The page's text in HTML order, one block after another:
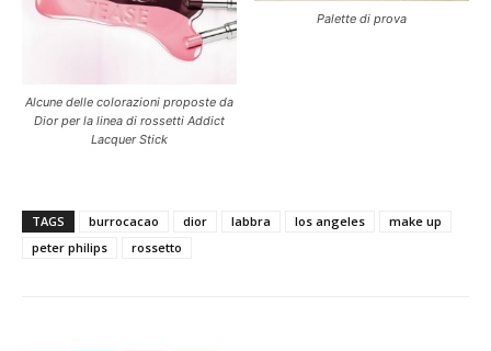
Alcune delle colorazioni proposte da
Dior per la linea di rossetti Addict
Lacquer Stick
Palette di prova
TAGS burrocacao dior labbra los angeles
make up
peter philips
rossetto